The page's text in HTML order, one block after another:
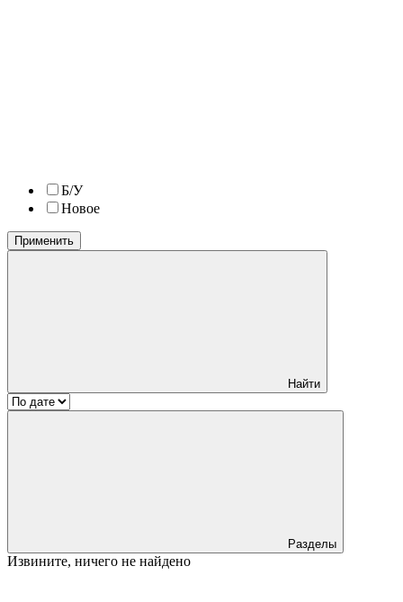
Б/У
Новое
Применить
Найти
Разделы
Извините, ничего не найдено